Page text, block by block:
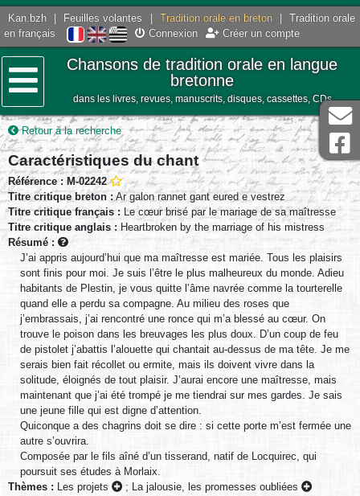
Kan.bzh Feuilles volantes Tradition orale en breton
Tradition orale
en français
Connexion Créer un compte
Menu
Chansons de tradition orale en langue
bretonne
dans les livres, revues, manuscrits, disques, cassettes, CDs
Retour à la recherche
Caractéristiques du chant
Référence : M-02242
Titre critique breton : Ar galon rannet gant eured e vestrez
Titre critique français : Le cœur brisé par le mariage de sa maîtresse
Titre critique anglais : Heartbroken by the marriage of his mistress
Résumé :
J’ai appris aujourd’hui que ma maîtresse est mariée. Tous les plaisirs
sont finis pour moi. Je suis l’être le plus malheureux du monde. Adieu
habitants de Plestin, je vous quitte l’âme navrée comme la tourterelle
quand elle a perdu sa compagne. Au milieu des roses que
j’embrassais, j’ai rencontré une ronce qui m’a blessé au cœur. On
trouve le poison dans les breuvages les plus doux. D’un coup de feu
de pistolet j’abattis l’alouette qui chantait au-dessus de ma tête. Je me
serais bien fait récollet ou ermite, mais ils doivent vivre dans la
solitude, éloignés de tout plaisir. J’aurai encore une maîtresse, mais
maintenant que j’ai été trompé je me tiendrai sur mes gardes. Je sais
une jeune fille qui est digne d’attention.
Quiconque a des chagrins doit se dire : si cette porte m’est fermée une
autre s’ouvrira.
Composée par le fils aîné d’un tisserand, natif de Locquirec, qui
poursuit ses études à Morlaix.
Thèmes :
Les projets ; La jalousie, les promesses oubliées